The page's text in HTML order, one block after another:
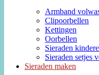
Armband
Clipoorbellen
Kettingen
Oorbellen
Sieraden
Sieraden setjes
Sieraden maken